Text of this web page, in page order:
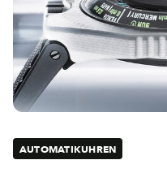
AUTOMATIKUHREN